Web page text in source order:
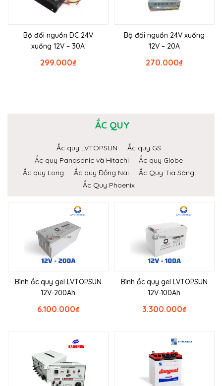
Bộ đổi nguồn DC 24V
xuống 12V – 30A
₫
299.000
Bộ đổi nguồn 24V xuống
12V – 20A
₫
270.000
ẮC QUY
Ắc quy LVTOPSUN
Ắc quy GS
Ắc quy Panasonic và Hitachi
Ắc quy Globe
Ắc quy Long
Ắc quy Đồng Nai
Ắc Quy Tia Sáng
Ắc Quy Phoenix
Bình ắc quy gel LVTOPSUN
12V-200Ah
₫
6.100.000
Bình ắc quy gel LVTOPSUN
12V-100Ah
₫
3.300.000